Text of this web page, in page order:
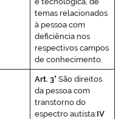
temas relacionados
à pessoa com
deficiência nos
respectivos campos
de conhecimento.
Art. 3°São direitos
da pessoa com
transtorno do
espectro autista:IV